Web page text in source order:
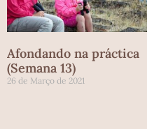
Afondando na práctica
(Semana 13)
26 de Março de 2021